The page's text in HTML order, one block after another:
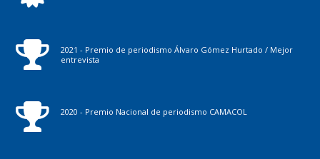
2021 - Premio de periodismo Álvaro Gómez Hurtado / Mejor
entrevista
2020 - Premio Nacional de periodismo CAMACOL